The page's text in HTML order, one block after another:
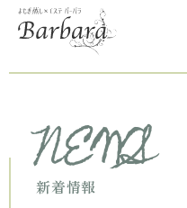
NEWS
新着情報